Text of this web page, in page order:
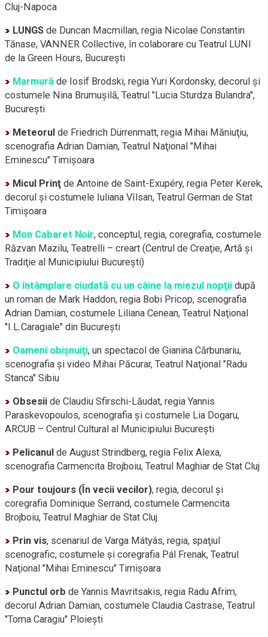
Cluj-Napoca
LUNGS de Duncan Macmillan, regia Nicolae Constantin
Tănase, VANNER Collective, în colaborare cu Teatrul LUNI
de la Green Hours, Bucureşti
Marmură de Iosif Brodski, regia Yuri Kordonsky, decorul şi
costumele Nina Brumuşilă, Teatrul "Lucia Sturdza Bulandra",
Bucureşti
Meteorul de Friedrich Dürrenmatt, regia Mihai Măniuţiu,
scenografia Adrian Damian, Teatrul Naţional "Mihai
Eminescu" Timişoara
Micul Prinţ de Antoine de Saint-Exupéry, regia Peter Kerek,
decorul şi costumele Iuliana Vîlsan, Teatrul German de Stat
Timişoara
Mon Cabaret Noir, conceptul, regia, coregrafia, costumele
Răzvan Mazilu, Teatrelli – creart (Centrul de Creaţie, Artă şi
Tradiţie al Municipiului Bucureşti)
O întâmplare ciudată cu un câine la miezul nopţii după
un roman de Mark Haddon, regia Bobi Pricop, scenografia
Adrian Damian, costumele Liliana Cenean, Teatrul Naţional
"I.L.Caragiale" din Bucureşti
Oameni obişnuiţi, un spectacol de Gianina Cărbunariu,
scenografia şi video Mihai Păcurar, Teatrul Naţional "Radu
Stanca" Sibiu
Obsesii de Claudiu Sfirschi-Lăudat, regia Yannis
Paraskevopoulos, scenografia şi costumele Lia Dogaru,
ARCUB – Centrul Cultural al Municipiului Bucureşti
Pelicanul de August Strindberg, regia Felix Alexa,
scenografia Carmencita Brojboiu, Teatrul Maghiar de Stat Cluj
Pour toujours (În vecii vecilor), regia, decorul şi
coregrafia Dominique Serrand, costumele Carmencita
Brojboiu, Teatrul Maghiar de Stat Cluj
Prin vis, scenariul de Varga Mátyás, regia, spaţiul
scenografic, costumele şi coregrafia Pál Frenak, Teatrul
Naţional "Mihai Eminescu" Timişoara
Punctul orb de Yannis Mavritsakis, regia Radu Afrim,
decorul Adrian Damian, costumele Claudia Castrase, Teatrul
"Toma Caragiu" Ploieşti